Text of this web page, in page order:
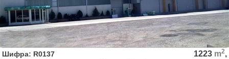
Шифра: R0137 1223 m2,